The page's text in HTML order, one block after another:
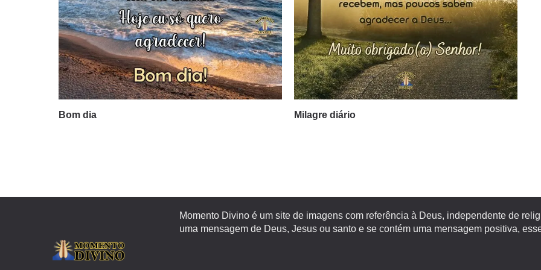
Bom dia Milagre diário
Momento Divino é um site de imagens com referência à Deus, independente de
uma mensagem de Deus, Jesus ou santo e se contém uma mensagem positiva,